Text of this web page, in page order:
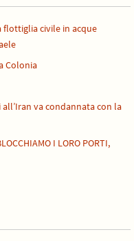
flottiglia civile in acque
Colonia
all’Iran va condannata con la
I LORO PORTI,